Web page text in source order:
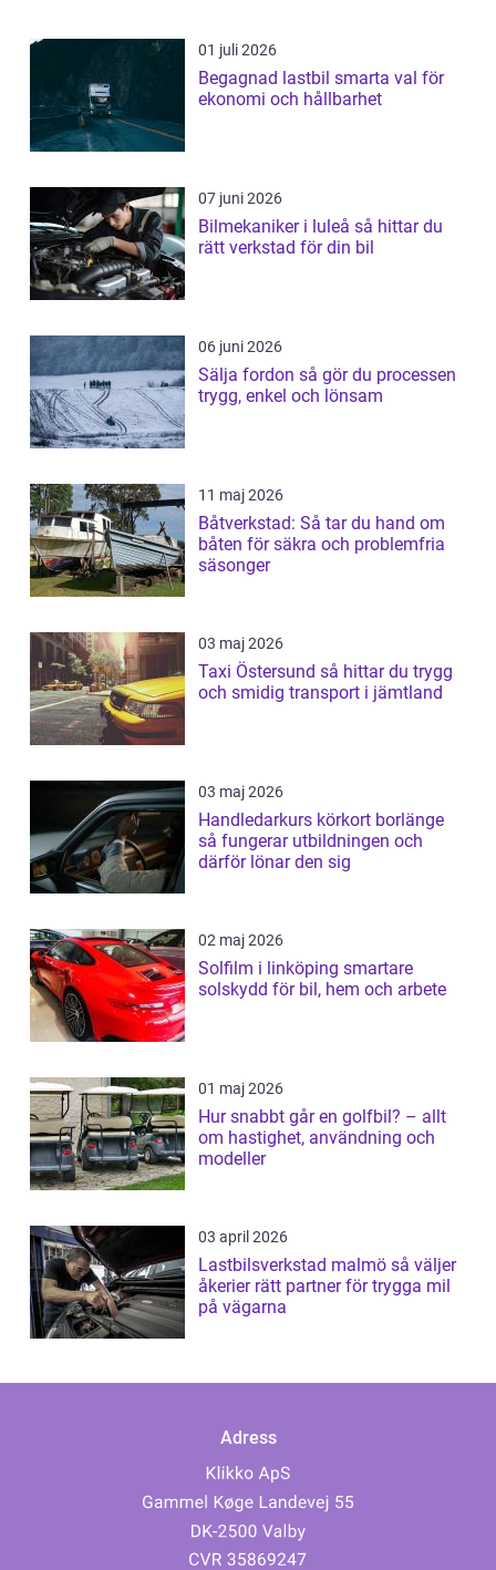
01 juli 2026
Begagnad lastbil smarta val för
ekonomi och hållbarhet
07 juni 2026
Bilmekaniker i luleå så hittar du
rätt verkstad för din bil
06 juni 2026
Sälja fordon så gör du processen
trygg, enkel och lönsam
11 maj 2026
Båtverkstad: Så tar du hand om
båten för säkra och problemfria
säsonger
03 maj 2026
Taxi Östersund så hittar du trygg
och smidig transport i jämtland
03 maj 2026
Handledarkurs körkort borlänge
så fungerar utbildningen och
därför lönar den sig
02 maj 2026
Solfilm i linköping smartare
solskydd för bil, hem och arbete
01 maj 2026
Hur snabbt går en golfbil? – allt
om hastighet, användning och
modeller
03 april 2026
Lastbilsverkstad malmö så väljer
åkerier rätt partner för trygga mil
på vägarna
Adress